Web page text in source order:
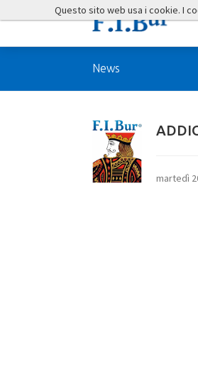
News
martedì
Questo sito web usa i cookie. I